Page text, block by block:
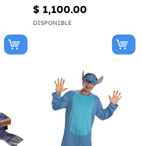
$ 1,100.00
DISPONIBLE